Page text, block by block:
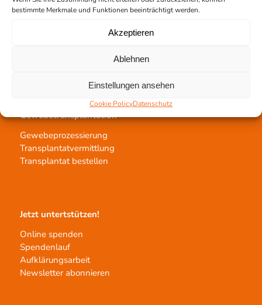
bestimmte Merkmale und Funktionen beeinträchtigt werden.
Akzeptieren
Ablehnen
Einstellungen ansehen
Cookie PolicyDatenschutz
Team Hannover
Gewebetransplantation
Gewebeprozessierung
Transplantatvermittlung
Transplantat bestellen
Jetzt untertstützen!
Online spenden
Spendenlauf
Aufklärungsarbeit
Newsletter abonnieren